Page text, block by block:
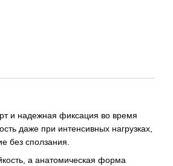
и надежная фиксация во время
даже при интенсивных нагрузках,
без сползания.
а анатомическая форма